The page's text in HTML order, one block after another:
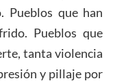
Pueblos que han
Pueblos que
tanta violencia
y pillaje por